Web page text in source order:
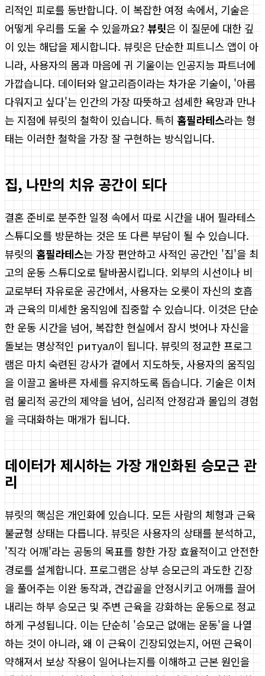
리적인 피로를 동반합니다. 이 복잡한 여정 속에서, 기술은
어떻게 우리를 도울 수 있을까요? 뷰릿은 이 질문에 대한 깊
이 있는 해답을 제시합니다. 뷰릿은 단순한 피트니스 앱이 아
니라, 사용자의 몸과 마음에 귀 기울이는 인공지능 파트너에
가깝습니다. 데이터와 알고리즘이라는 차가운 기술이, '아름
다워지고 싶다'는 인간의 가장 따뜻하고 섬세한 욕망과 만나
는 지점에 뷰릿의 철학이 있습니다. 특히 홈필라테스라는 형
태는 이러한 철학을 가장 잘 구현하는 방식입니다.
집, 나만의 치유 공간이 되다
결혼 준비로 분주한 일정 속에서 따로 시간을 내어 필라테스
스튜디오를 방문하는 것은 또 다른 부담이 될 수 있습니다.
뷰릿의 홈필라테스는 가장 편안하고 사적인 공간인 '집'을 최
고의 운동 스튜디오로 탈바꿈시킵니다. 외부의 시선이나 비
교로부터 자유로운 공간에서, 사용자는 오롯이 자신의 호흡
과 근육의 미세한 움직임에 집중할 수 있습니다. 이것은 단순
한 운동 시간을 넘어, 복잡한 현실에서 잠시 벗어나 자신을
돌보는 명상적인 ритуал이 됩니다. 뷰릿의 정교한 프로그
램은 마치 숙련된 강사가 곁에서 지도하듯, 사용자의 움직임
을 이끌고 올바른 자세를 유지하도록 돕습니다. 기술은 이처
럼 물리적 공간의 제약을 넘어, 심리적 안정감과 몰입의 경험
을 극대화하는 매개가 됩니다.
데이터가 제시하는 가장 개인화된 승모근 관
리
뷰릿의 핵심은 개인화에 있습니다. 모든 사람의 체형과 근육
불균형 상태는 다릅니다. 뷰릿은 사용자의 상태를 분석하고,
'직각 어깨'라는 공동의 목표를 향한 가장 효율적이고 안전한
경로를 설계합니다. 프로그램은 상부 승모근의 과도한 긴장
을 풀어주는 이완 동작과, 견갑골을 안정시키고 어깨를 끌어
내리는 하부 승모근 및 주변 근육을 강화하는 운동으로 정교
하게 구성됩니다. 이는 단순히 '승모근 없애는 운동'을 나열
하는 것이 아니라, 왜 이 근육이 긴장되었는지, 어떤 근육이
약해져서 보상 작용이 일어나는지를 이해하고 근본 원인을